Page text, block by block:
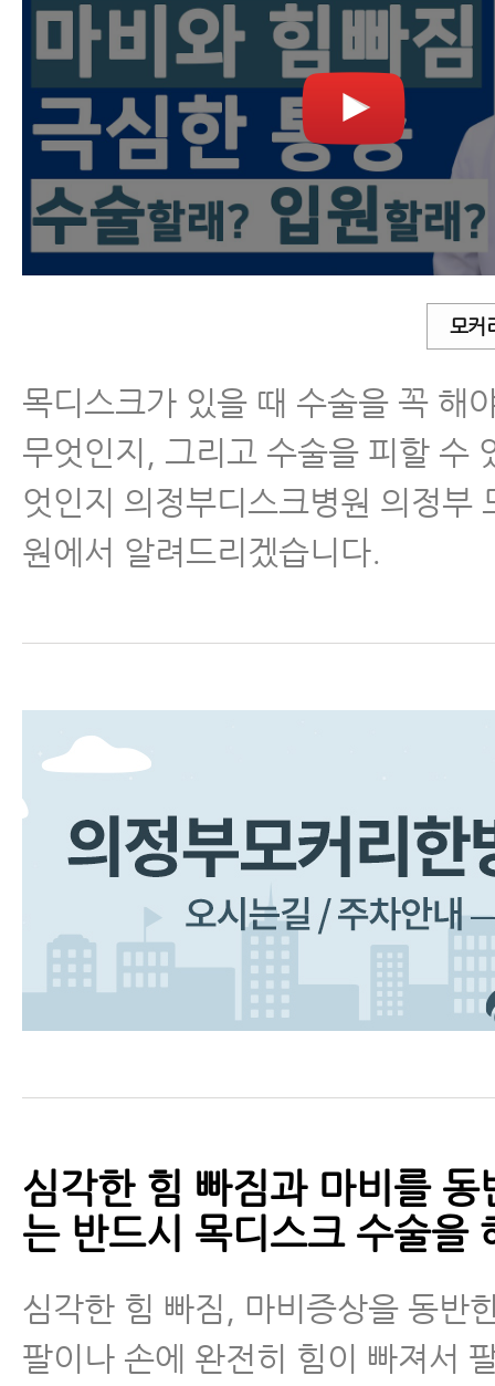
- 의정부척추병원에서 목디스크치
성이 높은 환자에 대해 알려드립
- 의정부목디스크병원에서 알려드
파열 시 주의해야 하는 마비증상
체크하는 법
허리디스크
허리통증
어깨통증
무릎통증
한약
모커
목디스크가 있을 때 수술을 꼭 해
무엇인지, 그리고 수술을 피할 수
엇인지 의정부디스크병원 의정부
원에서 알려드리겠습니다.
심각한 힘 빠짐과 마비를 동
는 반드시 목디스크 수술을
심각한 힘 빠짐, 마비증상을 동반
팔이나 손에 완전히 힘이 빠져서